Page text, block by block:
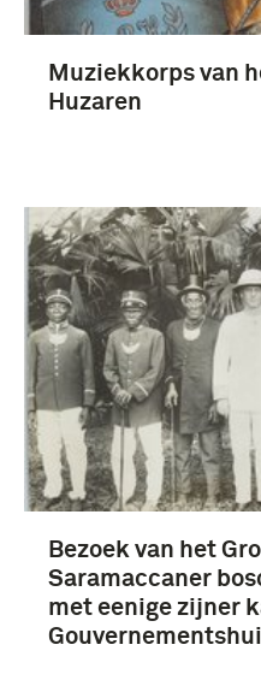
Muziekkorps van
Huzaren
Bezoek van het
Saramaccaner
met eenige zijner